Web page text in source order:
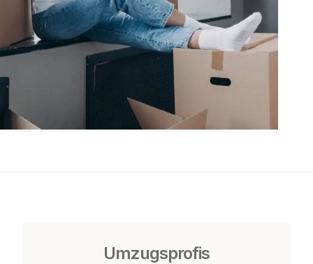
Umzugsprofis